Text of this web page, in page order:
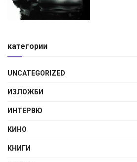
категории
UNCATEGORIZED
ИЗЛОЖБИ
ИНТЕРВЮ
КИНО
КНИГИ